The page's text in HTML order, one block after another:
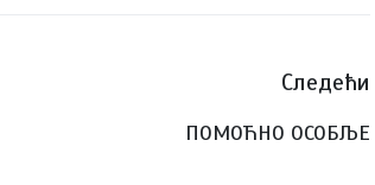
Следећи
ПОМОЋНО ОСОБЉЕ